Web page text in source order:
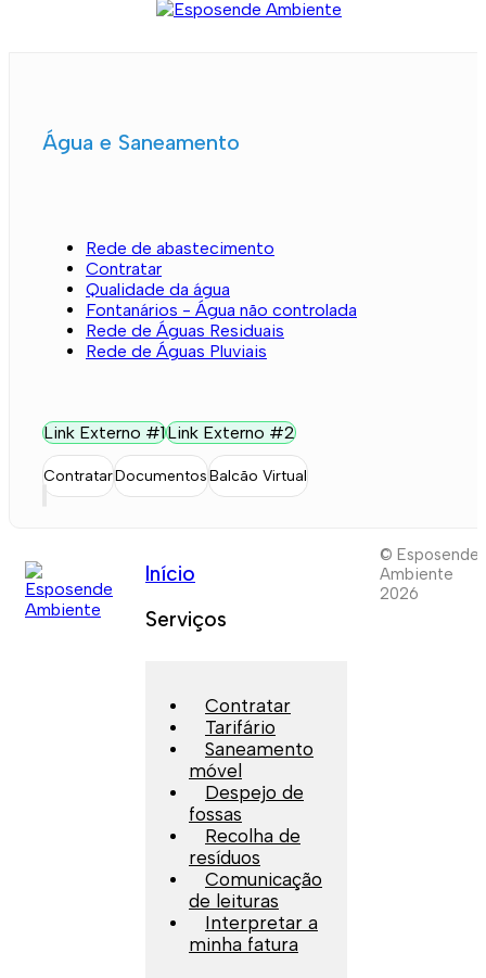
Água e Saneamento
Rede de abastecimento
Contratar
Qualidade da água
Fontanários - Água não controlada
Rede de Águas Residuais
Rede de Águas Pluviais
Link Externo #1Link Externo #2
ContratarDocumentosBalcão Virtual
Início
Serviços
Contratar
Tarifário
Saneamento
móvel
Despejo de
fossas
Recolha de
resíduos
Comunicação
de leituras
Interpretar a
minha fatura
© Esposende
Ambiente
2026